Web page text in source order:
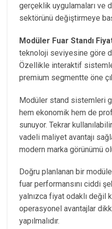
gerçeklik uygulamaları ve
sektörünü değiştirmeye
Modüler Fuar Standı
teknoloji seviyesine göre
Özellikle interaktif
premium segmentte öne
Modüler stand sistemleri
hem ekonomik hem de
sunuyor. Tekrar
vadeli maliyet avantajı
modern marka görünümü
Doğru planlanan bir
fuar performansını ciddi
yalnızca fiyat odaklı değil
operasyonel avantajlar
yapılmalıdır.